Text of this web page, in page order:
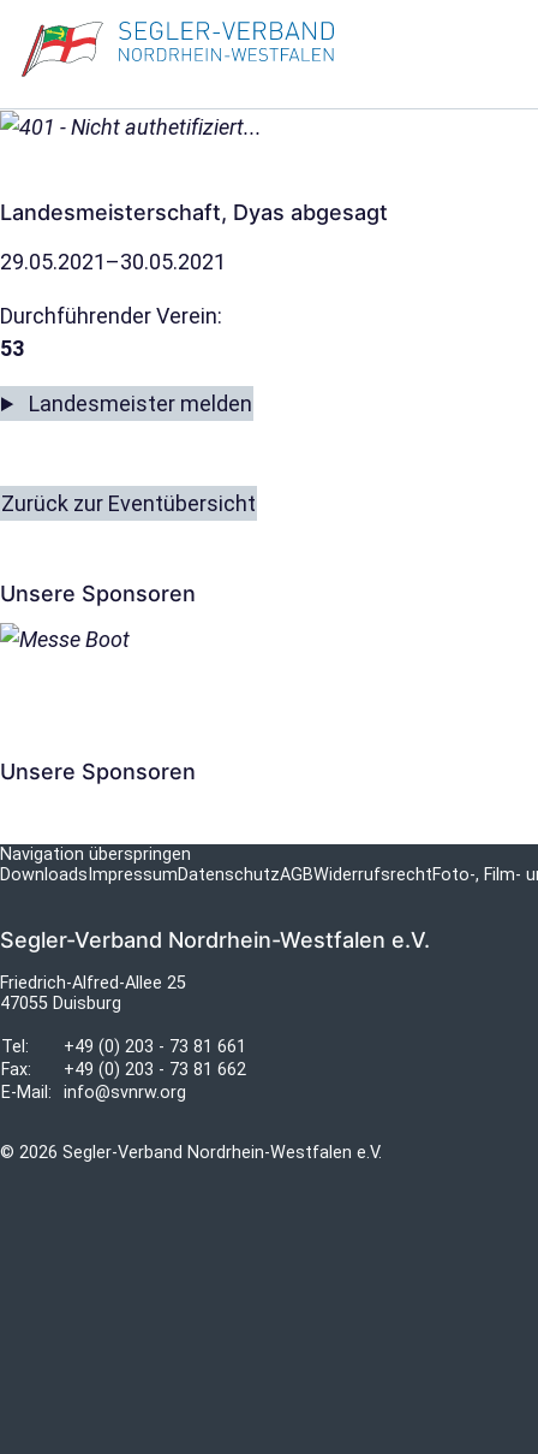
Landesmeisterschaft, Dyas abgesagt
29.05.2021–30.05.2021
Durchführender Verein:
53
Landesmeister melden
Zurück zur Eventübersicht
Unsere Sponsoren
Unsere Sponsoren
Navigation überspringen
Downloads ImpressumDatenschutzAGBWiderrufsrechtFoto-, Film-
Segler-Verband Nordrhein-Westfalen e.V.
Friedrich-Alfred-Allee 25
47055 Duisburg
Tel:
+49 (0) 203 - 73 81 661
Fax:
+49 (0) 203 - 73 81 662
E-Mail:
info@svnrw.org
© 2026 Segler-Verband Nordrhein-Westfalen e.V.